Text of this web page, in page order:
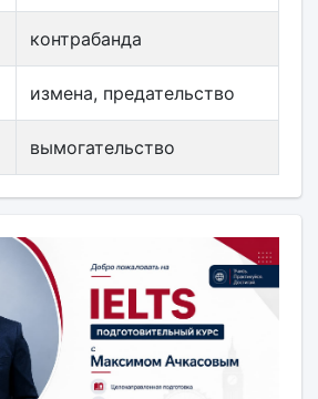
контрабанда
измена, предательство
вымогательство